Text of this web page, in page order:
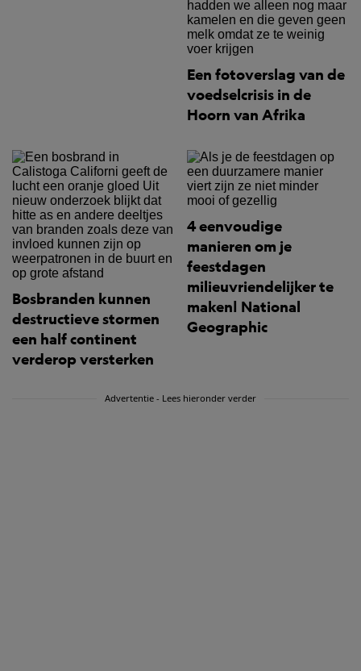
Een fotoverslag van de
voedselcrisis in de
Hoorn van Afrika
Bosbranden kunnen
destructieve stormen
een half continent
verderop versterken
4 eenvoudige
manieren om je
feestdagen
milieuvriendelijker te
maken| National
Geographic
Advertentie - Lees hieronder verder